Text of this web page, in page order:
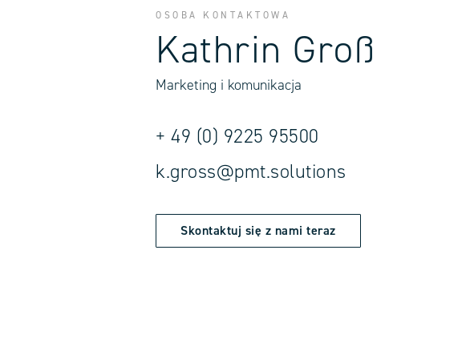
OSOBA KONTAKTOWA
Kathrin Groß
Marketing i komunikacja
+ 49 (0) 9225 95500
k.gross@pmt.solutions
Skontaktuj się z nami teraz